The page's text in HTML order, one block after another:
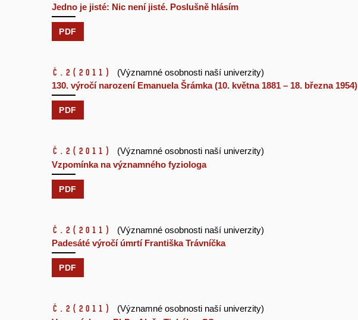
Jedno je jisté: Nic není jisté. Poslušně hlásím
PDF
č.2 (2011)
(Významné osobnosti naší univerzity)
130. výročí narození Emanuela Šrámka (10. května 1881 – 18. března 1954)
PDF
č.2 (2011)
(Významné osobnosti naší univerzity)
Vzpomínka na významného fyziologa
PDF
č.2 (2011)
(Významné osobnosti naší univerzity)
Padesáté výročí úmrtí Františka Trávníčka
PDF
č.2 (2011)
(Významné osobnosti naší univerzity)